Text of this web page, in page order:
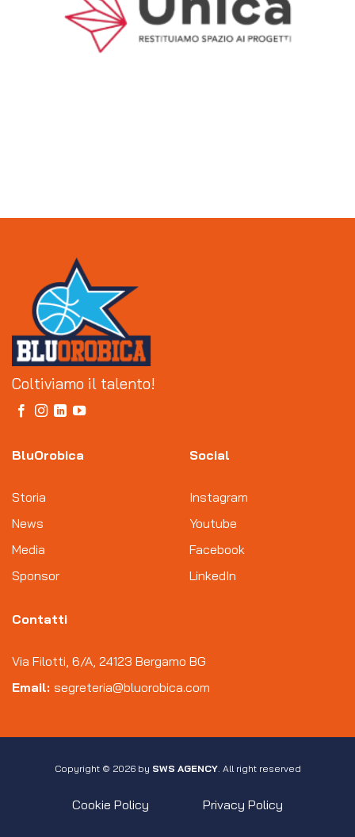
Coltiviamo il talento!
BluOrobica
Storia
News
Media
Sponsor
Social
Instagram
Youtube
Facebook
LinkedIn
Contatti
Via Filotti, 6/A, 24123 Bergamo BG
Email: segreteria@bluorobica.com
Copyright © 2026 by SWS AGENCY. All right reserved
Cookie Policy Privacy Policy